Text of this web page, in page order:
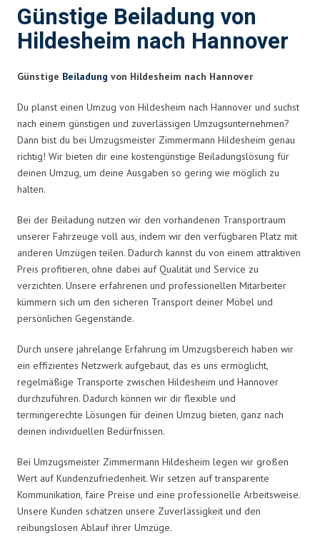
Günstige Beiladung von
Hildesheim nach Hannover
Günstige Beiladung von Hildesheim nach Hannover
Du planst einen Umzug von Hildesheim nach Hannover und suchst
nach einem günstigen und zuverlässigen Umzugsunternehmen?
Dann bist du bei Umzugsmeister Zimmermann Hildesheim genau
richtig! Wir bieten dir eine kostengünstige Beiladungslösung für
deinen Umzug, um deine Ausgaben so gering wie möglich zu
halten.
Bei der Beiladung nutzen wir den vorhandenen Transportraum
unserer Fahrzeuge voll aus, indem wir den verfügbaren Platz mit
anderen Umzügen teilen. Dadurch kannst du von einem attraktiven
Preis profitieren, ohne dabei auf Qualität und Service zu
verzichten. Unsere erfahrenen und professionellen Mitarbeiter
kümmern sich um den sicheren Transport deiner Möbel und
persönlichen Gegenstände.
Durch unsere jahrelange Erfahrung im Umzugsbereich haben wir
ein effizientes Netzwerk aufgebaut, das es uns ermöglicht,
regelmäßige Transporte zwischen Hildesheim und Hannover
durchzuführen. Dadurch können wir dir flexible und
termingerechte Lösungen für deinen Umzug bieten, ganz nach
deinen individuellen Bedürfnissen.
Bei Umzugsmeister Zimmermann Hildesheim legen wir großen
Wert auf Kundenzufriedenheit. Wir setzen auf transparente
Kommunikation, faire Preise und eine professionelle Arbeitsweise.
Unsere Kunden schätzen unsere Zuverlässigkeit und den
reibungslosen Ablauf ihrer Umzüge.